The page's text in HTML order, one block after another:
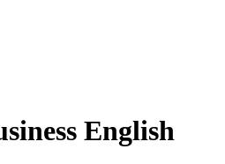
English